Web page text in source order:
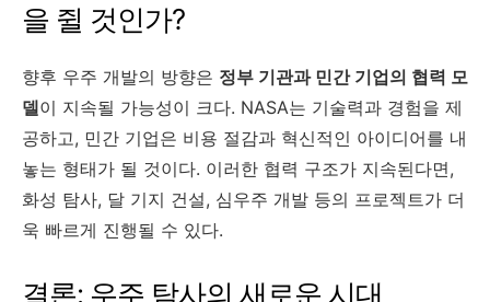
을 쥘 것인가?
향후 우주 개발의 방향은 정부 기관과 민간 기업의 협력 모
델이 지속될 가능성이 크다. NASA는 기술력과 경험을 제
공하고, 민간 기업은 비용 절감과 혁신적인 아이디어를 내
놓는 형태가 될 것이다. 이러한 협력 구조가 지속된다면,
화성 탐사, 달 기지 건설, 심우주 개발 등의 프로젝트가 더
욱 빠르게 진행될 수 있다.
결론: 우주 탐사의 새로운 시대